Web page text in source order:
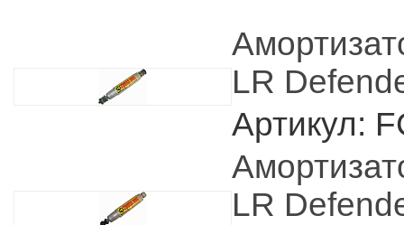
LR
Артикул:
LR